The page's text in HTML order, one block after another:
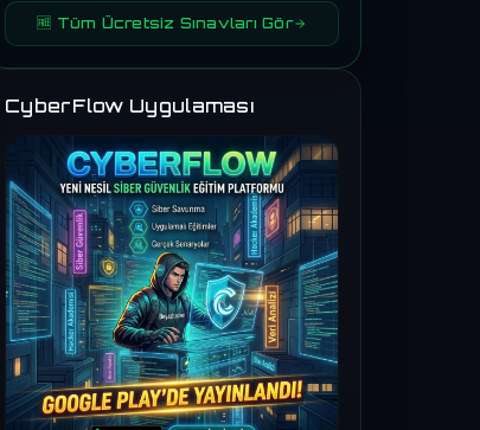
🆓 Tüm Ücretsiz Sınavları Gör
CyberFlow Uygulaması